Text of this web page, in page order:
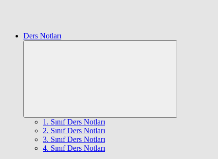
Ders Notları
1. Sınıf Ders Notları
2. Sınıf Ders Notları
3. Sınıf Ders Notları
4. Sınıf Ders Notları